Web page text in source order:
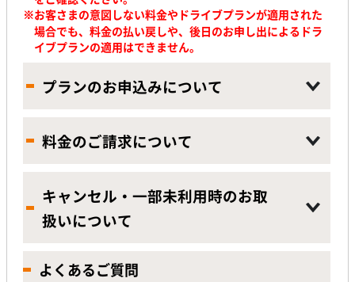
※お客さまの意図しない料金やドライブプランが適用された
場合でも、料金の払い戻しや、後日のお申し出によるドラ
イブプランの適用はできません。
プランのお申込みについて
料金のご請求について
キャンセル・一部未利用時のお取
扱いについて
よくあるご質問